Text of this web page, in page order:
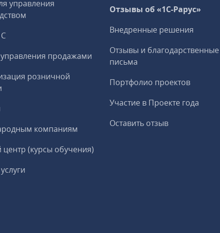
управления
управления продажами
розничной
компаниям
(курсы обучения)
Отзывы об «1С-Рарус»
Внедренные решения
Отзывы и благодарственные
письма
Портфолио проектов
Участие в Проекте года
Оставить отзыв